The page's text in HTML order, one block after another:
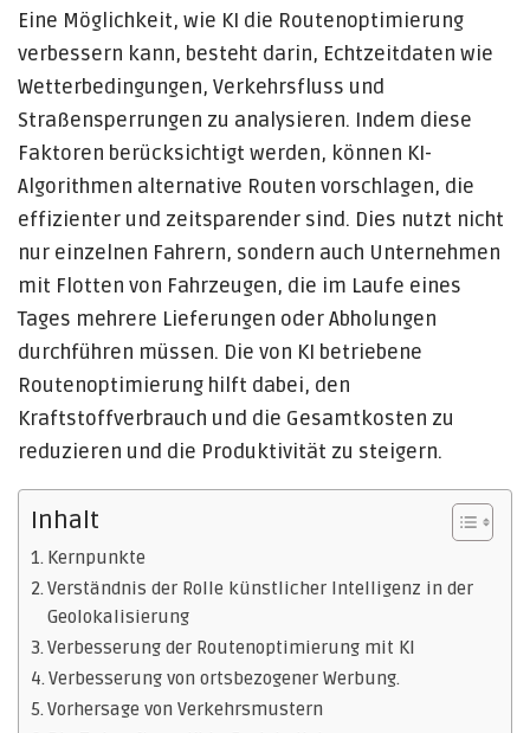
Eine Möglichkeit, wie KI die Routenoptimierung
verbessern kann, besteht darin, Echtzeitdaten wie
Wetterbedingungen, Verkehrsfluss und
Straßensperrungen zu analysieren. Indem diese
Faktoren berücksichtigt werden, können KI-
Algorithmen alternative Routen vorschlagen, die
effizienter und zeitsparender sind. Dies nutzt nicht
nur einzelnen Fahrern, sondern auch Unternehmen
mit Flotten von Fahrzeugen, die im Laufe eines
Tages mehrere Lieferungen oder Abholungen
durchführen müssen. Die von KI betriebene
Routenoptimierung hilft dabei, den
Kraftstoffverbrauch und die Gesamtkosten zu
reduzieren und die Produktivität zu steigern.
Inhalt
Kernpunkte
Verständnis der Rolle künstlicher Intelligenz in der
Geolokalisierung
Verbesserung der Routenoptimierung mit KI
Verbesserung von ortsbezogener Werbung.
Vorhersage von Verkehrsmustern